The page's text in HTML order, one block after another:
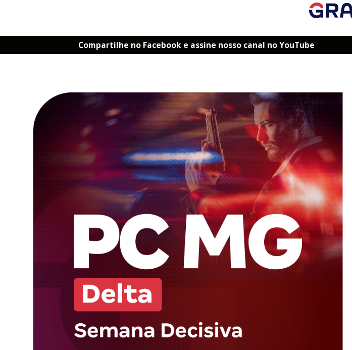
Compartilhe no Facebook e assine nosso canal no YouTube